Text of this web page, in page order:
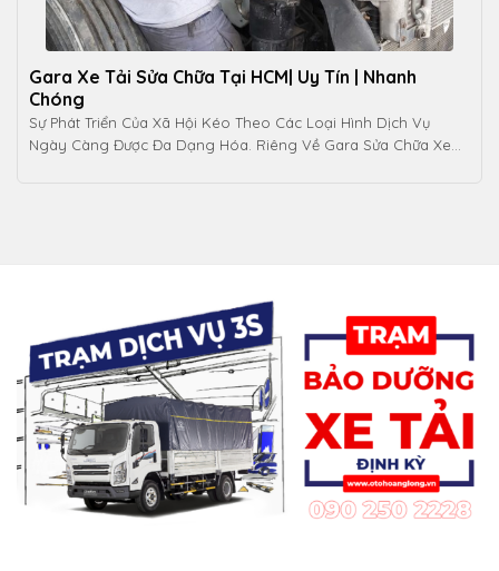
Gara Xe Tải Sửa Chữa Tại HCM| Uy Tín | Nhanh
Chóng
Sự Phát Triển Của Xã Hội Kéo Theo Các Loại Hình Dịch Vụ
Ngày Càng Được Đa Dạng Hóa. Riêng Về Gara Sửa Chữa Xe